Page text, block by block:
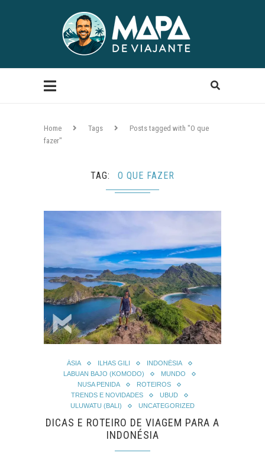
Home Tags
Posts tagged with "O que
fazer"
TAG O QUE FAZER
ÁSIA ILHAS GILI
INDONÉSIA
LABUAN BAJO (KOMODO)
MUNDO
NUSA PENIDA
ROTEIROS
TRENDS E NOVIDADES
UBUD
ULUWATU (BALI)
UNCATEGORIZED
DICAS E ROTEIRO DE VIAGEM PARA A
INDONÉSIA